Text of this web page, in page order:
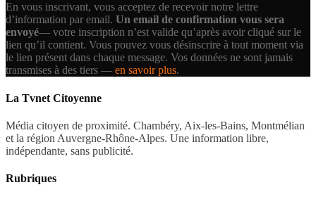
En vous inscrivant, vous acceptez de recevoir notre lettre
d’information par email. Un email de confirmation vous sera
envoyé— votre inscription n’est valide qu’après avoir cliqué sur le
lien qu’il contient. Vous pouvez vous désinscrire à tout moment via
le lien présent dans chaque message. Vos données ne sont jamais
transmises à des tiers — en savoir plus.
La Tvnet Citoyenne
Média citoyen de proximité. Chambéry, Aix-les-Bains, Montmélian
et la région Auvergne-Rhône-Alpes. Une information libre,
indépendante, sans publicité.
Rubriques